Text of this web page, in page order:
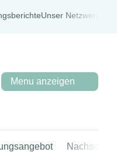
Unser Netzwerk
Menu anzeigen